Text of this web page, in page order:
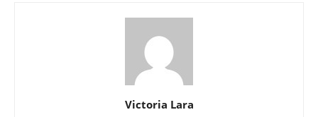
Victoria Lara